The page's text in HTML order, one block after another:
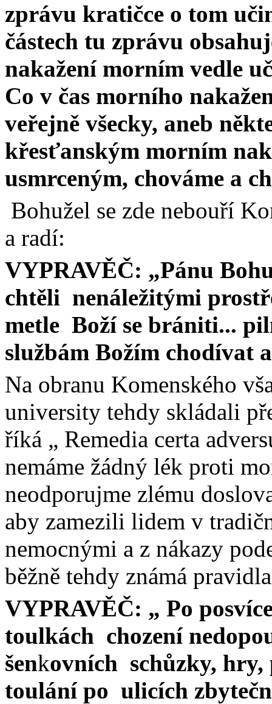
zprávu kratičce o tom
částech tu zprávu
nakažení morním vedle
Co v čas morního
veřejně všecky, aneb
křesťanským morním
usmrceným, chováme a
Bohužel se zde nebouří
a radí:
VYPRAVĚČ: „Pánu
chtěli nenáležitými
metle Boží se brániti...
službám Božím chodívat
Na obranu Komenského
university tehdy skládali
říká „ Remedia certa
nemáme žádný lék proti
neodporujme zlému
aby zamezili lidem v
nemocnými a z nákazy
běžně tehdy známá
VYPRAVĚČ: „ Po
toulkách chození
šenkovních schůzky,
toulání po ulicích